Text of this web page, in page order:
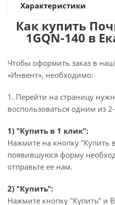
Характеристики
Как купить
1GQN-140 в
Чтобы оформить заказ в
«Инвент», необходимо:
1. Перейти на страницу
воспользоваться одним из
1) "Купить в 1 клик":
Нажмите на кнопку "Купить
появившуюся форму
отправьте ее нам.
2) "Купить":
Нажмите кнопку "Купить" и